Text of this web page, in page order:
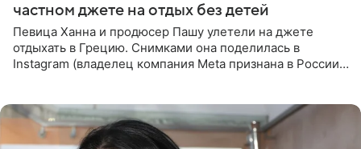
частном джете на отдых без детей
Певица Ханна и продюсер Пашу улетели на джете
отдыхать в Грецию. Снимками она поделилась в
Instagram (владелец компания Meta признана в России